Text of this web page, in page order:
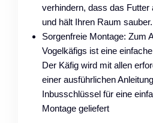
verhindern, dass das Futter
und hält Ihren Raum sauber.
Sorgenfreie Montage: Zum
Vogelkäfigs ist eine
Der Käfig wird mit allen
einer ausführlichen
Inbusschlüssel für eine
Montage geliefert